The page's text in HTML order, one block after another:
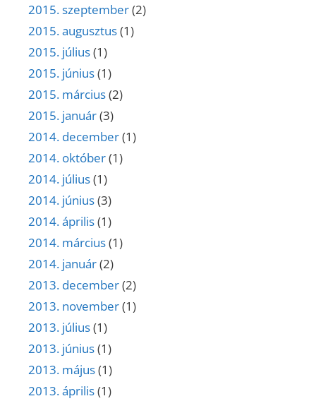
2015. szeptember(2)
2015. augusztus(1)
2015. július(1)
2015. június(1)
2015. március(2)
2015. január(3)
2014. december(1)
2014. október(1)
2014. július(1)
2014. június(3)
2014. április(1)
2014. március(1)
2014. január(2)
2013. december(2)
2013. november(1)
2013. július(1)
2013. június(1)
2013. május(1)
2013. április(1)